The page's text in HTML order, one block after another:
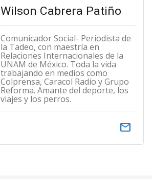
Wilson Cabrera Patiño
Comunicador Social- Periodista de
la Tadeo, con maestría en
Relaciones Internacionales de la
UNAM de México. Toda la vida
trabajando en medios como
Colprensa, Caracol Radio y Grupo
Reforma. Amante del deporte, los
viajes y los perros.
email